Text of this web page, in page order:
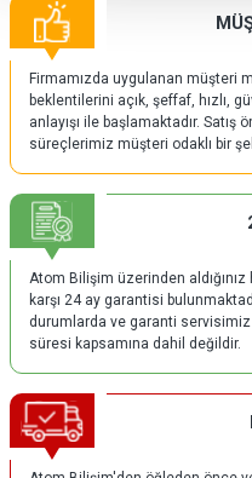
Firmamızda uygulanan müşteri
beklentilerini açık, şeffaf, hızlı,
anlayışı ile başlamaktadır.
süreçlerimiz müşteri odaklı bir
Atom Bilişim üzerinden
karşı 24 ay garantisi
durumlarda ve garanti servisimiz
süresi kapsamına dahil değildir.